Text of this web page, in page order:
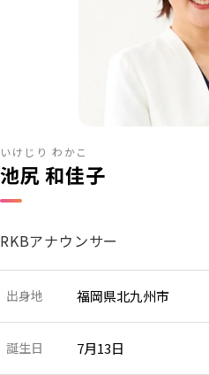
ショッピング
RKB毎日ホールディングス
RKB毎日放送株式会社
いけじり わかこ
池尻 和佳子
RKBアナウンサー
出身地 福岡県北九州市
誕生日 7月13日